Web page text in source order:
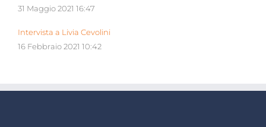
31 Maggio 2021 16:47
Intervista a Livia Cevolini
16 Febbraio 2021 10:42